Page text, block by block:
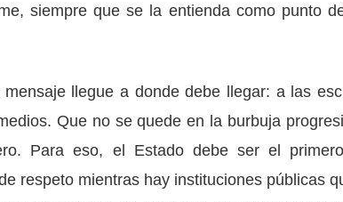
siempre que se la entienda como punto
llegue a donde debe llegar: a las
Que no se quede en la burbuja
Para eso, el Estado debe ser el
respeto mientras hay instituciones públicas